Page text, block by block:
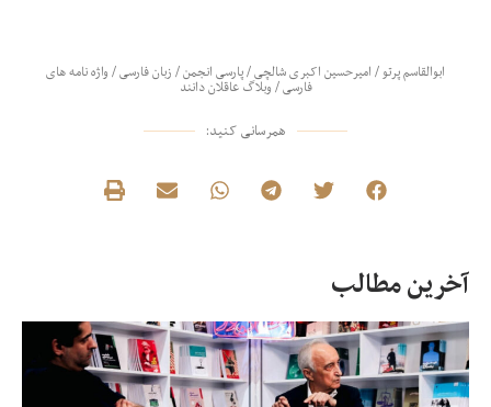
ابوالقاسم پرتو/امیرحسین اکبری شالچی/پارسی انجمن/زبان فارسی/واژه نامه های
فارسی/وبلاگ عاقلان دانند
همرسانی کنید:
آخرین مطالب